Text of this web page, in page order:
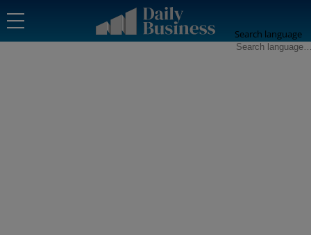
Search language